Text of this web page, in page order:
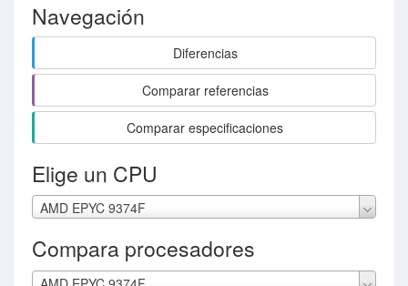
Navegación
Diferencias
Comparar referencias
Comparar especificaciones
Elige un CPU
AMD EPYC 9374F
Compara procesadores